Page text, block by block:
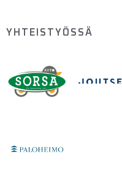
YHTEISTYÖSSÄ